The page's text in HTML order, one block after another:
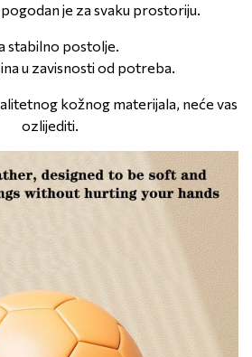
je za svaku prostoriju.
stabilno postolje.
u zavisnosti od potreba.
kožnog materijala, neće vas
ozlijediti.